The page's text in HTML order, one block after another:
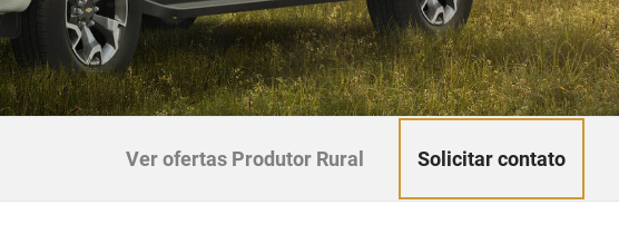
Ver ofertas Produtor Rural Solicitar contato